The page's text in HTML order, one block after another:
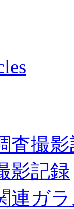
査撮
影記録
連ガ